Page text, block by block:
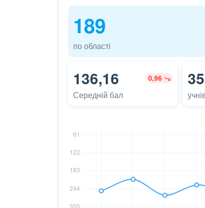
189
по області
136,16 0,96
Середній бал
35